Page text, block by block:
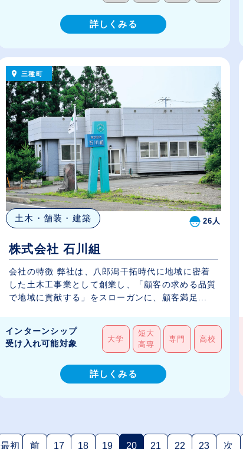
詳しくみる
三種町
土木・舗装・建築 26人
株式会社 石川組
会社の特徴 弊社は、八郎潟干拓時代に地域に密着
した土木工事業として創業し、「顧客の求める品質
で地域に貢献する」をスローガンに、顧客満足...
インターンシップ
受け入れ可能対象
大学
短大
高専
専門 高校
詳しくみる
最初 前 17 18 19 20 21 22 23 次